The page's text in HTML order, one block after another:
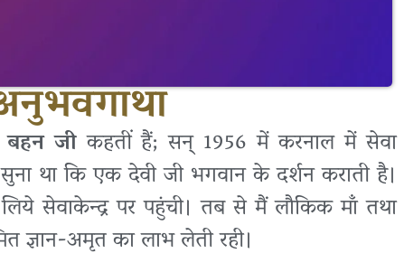
बहन जीकहतीं हैं; सन् 1956 में करनाल में सेवा
था कि एक देवी जी भगवान के दर्शन कराती है।
सेवाकेन्द्र पर पहुंची। तब से मैं लौकिक माँ तथा
ज्ञान-अमृत का लाभ लेती रही।